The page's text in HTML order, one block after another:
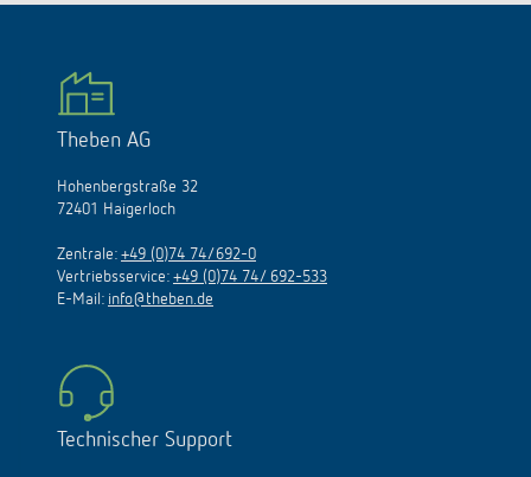
Theben AG
Hohenbergstraße 32
72401 Haigerloch
Zentrale: +49 (0)74 74/692-0
Vertriebsservice: +49 (0)74 74/ 692-533
E-Mail: info@theben.de
Technischer Support